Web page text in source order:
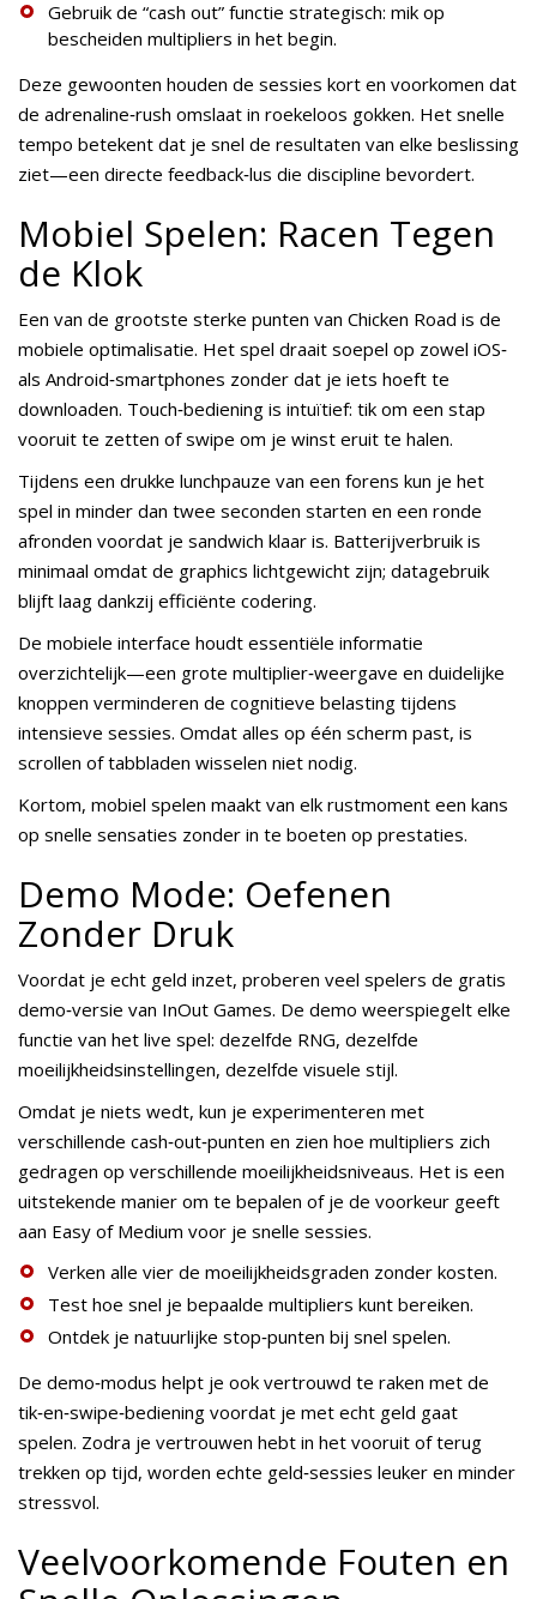
Gebruik de “cash out” functie strategisch: mik op
bescheiden multipliers in het begin.
Deze gewoonten houden de sessies kort en voorkomen dat
de adrenaline‑rush omslaat in roekeloos gokken. Het snelle
tempo betekent dat je snel de resultaten van elke beslissing
ziet—een directe feedback‑lus die discipline bevordert.
Mobiel Spelen: Racen Tegen
de Klok
Een van de grootste sterke punten van Chicken Road is de
mobiele optimalisatie. Het spel draait soepel op zowel iOS‑
als Android‑smartphones zonder dat je iets hoeft te
downloaden. Touch‑bediening is intuïtief: tik om een stap
vooruit te zetten of swipe om je winst eruit te halen.
Tijdens een drukke lunchpauze van een forens kun je het
spel in minder dan twee seconden starten en een ronde
afronden voordat je sandwich klaar is. Batterijverbruik is
minimaal omdat de graphics lichtgewicht zijn; datagebruik
blijft laag dankzij efficiënte codering.
De mobiele interface houdt essentiële informatie
overzichtelijk—een grote multiplier‑weergave en duidelijke
knoppen verminderen de cognitieve belasting tijdens
intensieve sessies. Omdat alles op één scherm past, is
scrollen of tabbladen wisselen niet nodig.
Kortom, mobiel spelen maakt van elk rustmoment een kans
op snelle sensaties zonder in te boeten op prestaties.
Demo Mode: Oefenen
Zonder Druk
Voordat je echt geld inzet, proberen veel spelers de gratis
demo‑versie van InOut Games. De demo weerspiegelt elke
functie van het live spel: dezelfde RNG, dezelfde
moeilijkheidsinstellingen, dezelfde visuele stijl.
Omdat je niets wedt, kun je experimenteren met
verschillende cash‑out‑punten en zien hoe multipliers zich
gedragen op verschillende moeilijkheidsniveaus. Het is een
uitstekende manier om te bepalen of je de voorkeur geeft
aan Easy of Medium voor je snelle sessies.
Verken alle vier de moeilijkheidsgraden zonder kosten.
Test hoe snel je bepaalde multipliers kunt bereiken.
Ontdek je natuurlijke stop‑punten bij snel spelen.
De demo‑modus helpt je ook vertrouwd te raken met de
tik‑en‑swipe‑bediening voordat je met echt geld gaat
spelen. Zodra je vertrouwen hebt in het vooruit of terug
trekken op tijd, worden echte geld‑sessies leuker en minder
stressvol.
Veelvoorkomende Fouten en